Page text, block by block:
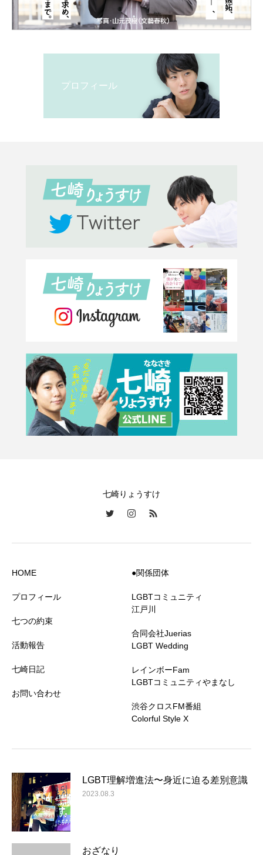
プロフィール
七崎りょうすけ
HOME
プロフィール
七つの約束
活動報告
七崎日記
お問い合わせ
●関係団体
LGBTコミュニティ
江戸川
合同会社Juerias
LGBT Wedding
レインボーFam
LGBTコミュニティやまなし
渋谷クロスFM番組
Colorful Style X
LGBT理解増進法〜身近に迫る差別意識
2023.08.3
おざなり